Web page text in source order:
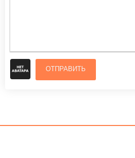
ОТПРАВИТЬ